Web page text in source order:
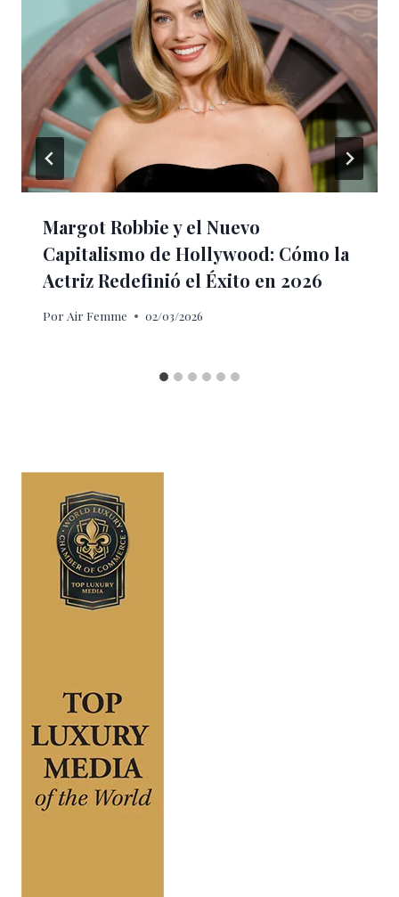
Margot Robbie y el Nuevo
Capitalismo de Hollywood: Cómo la
Actriz Redefinió el Éxito en 2026
Por Air Femme 02/03/2026